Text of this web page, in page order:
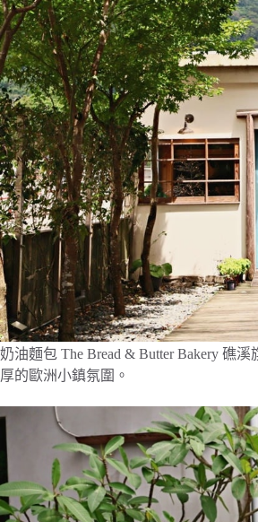
奶油麵包 The Bread & Butter Bakery 礁
厚的歐洲小鎮氛圍。